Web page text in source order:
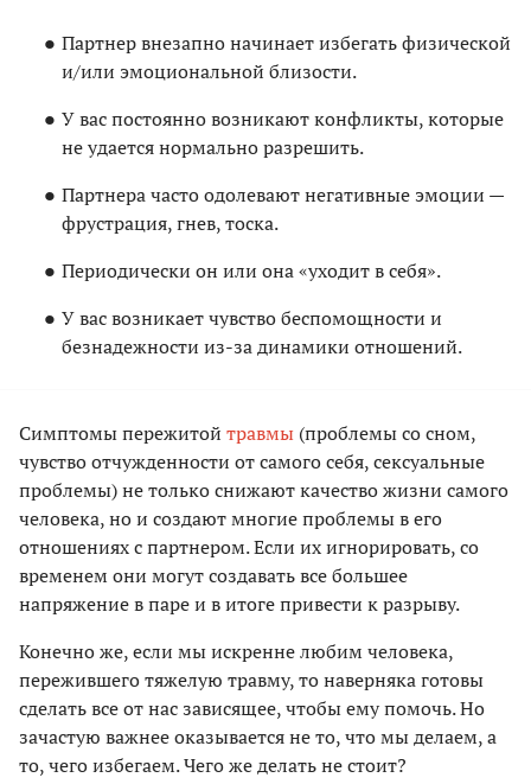
Партнер внезапно начинает избегать физической
и/или эмоциональной близости.
У вас постоянно возникают конфликты, которые
не удается нормально разрешить.
Партнера часто одолевают негативные эмоции —
фрустрация, гнев, тоска.
Периодически он или она «уходит в себя».
У вас возникает чувство беспомощности и
безнадежности из-за динамики отношений.
Симптомы пережитой травмы (проблемы со сном,
чувство отчужденности от самого себя, сексуальные
проблемы) не только снижают качество жизни самого
человека, но и создают многие проблемы в его
отношениях с партнером. Если их игнорировать, со
временем они могут создавать все большее
напряжение в паре и в итоге привести к разрыву.
Конечно же, если мы искренне любим человека,
пережившего тяжелую травму, то наверняка готовы
сделать все от нас зависящее, чтобы ему помочь. Но
зачастую важнее оказывается не то, что мы делаем, а
то, чего избегаем. Чего же делать не стоит?